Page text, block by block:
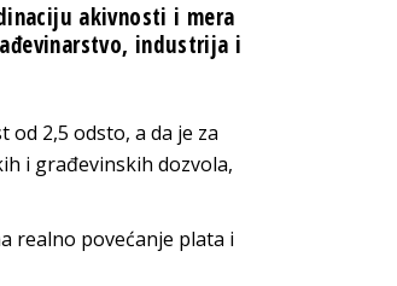
akivnosti i mera
industrija i
2,5 odsto, a da je za
i građevinskih dozvola,
realno povećanje plata i